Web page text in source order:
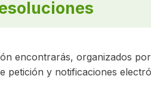
encontrarás, organizados
petición y notificaciones